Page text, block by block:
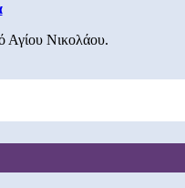
Αγίου Νικολάου.